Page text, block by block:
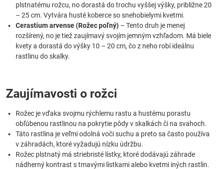
plstnatému rožcu, no dorastá do trochu vyššej výšky, približne 20
– 25 cm. Vytvára husté koberce so snehobielymi kvetmi.
Cerastium arvense (Rožec poľný) – Tento druh je menej
rozšírený, no je tiež zaujímavý svojím jemným vzhľadom. Má biele
kvety a dorastá do výšky 10 – 20 cm, čo z neho robí ideálnu
rastlinu do skalky.
Zaujímavosti o rožci
Rožec je vďaka svojmu rýchlemu rastu a hustému porastu
obľúbenou rastlinou na pokrytie pôdy v skalkách či na svahoch.
Táto rastlina je veľmi odolná voči suchu a preto sa často používa
v záhradách, ktoré vyžadujú nízku údržbu.
Rožec plstnatý má striebristé lístky, ktoré dodávajú záhrade
nádherný kontrast s tmavými lístkami alebo kvetmi iných rastlín.